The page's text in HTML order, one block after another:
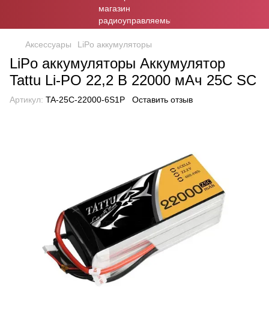
Аксессуары LiPo аккумуляторы
LiPo аккумуляторы Аккумулятор
Tattu Li-PO 22,2 В 22000 мАч 25C SC
Артикул: TA-25C-22000-6S1P Оставить отзыв